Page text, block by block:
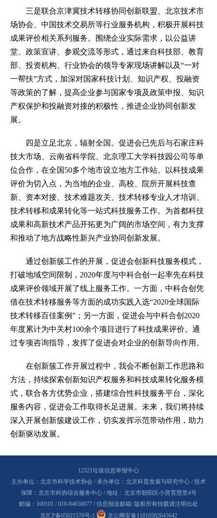
三是联合京津冀技术转移协同创新联盟、北京技术市
场协会、中国技术交易所等行业服务机构，积极开展科技
成果评价相关系列服务。围绕企业实际需求，以公益讲
堂、政策宣讲、参观交流等形式，通过来自科技部、教育
部、投资机构、行业协会的领导专家现场讲解以及“一对
一帮扶”方式，加深对国家科技计划、知识产权、投融资
等政策的了解，提高企业参与国家专项及政策申报、知识
产权保护和投融资对接的积极性，推进企业协同创新发
展。
四是立足北京，辐射全国。促进会已先后与石家庄科
技大市场、云南省科学院、北京理工大学科技园公司等单
位合作，在全国50多个地市设立地方工作站。以科技成果
评价为切入点，为当地的企业、高校、院所开展科技查
新、资本对接、技术难题攻关、技术转移专业人才培训、
技术转移和成果转化等一站式科技服务工作。为首都科技
成果和高新技术产品开拓更为广阔的市场空间，有力支撑
和推动了地方战略性新兴产业协同创新发展。
通过创新簇工作的开展，促进会创新科技服务模式，
打破地域空间限制，2020年度与中科合创一起率先在科技
成果评价领域开展了线上服务工作。一方面，中科合创凭
借在技术转移服务等方面的成功实践入选“2020全球国际
技术转移百佳案例”；另一方面，促进会与中科合创2020
年度累计为中关村100余个项目进行了科技成果评价。通
过专项咨询指导，发挥了促进会对企业的创新导向作用。
在创新簇工作开展过程中，我会不断创新工作思路和
方法，持续探索创新知识产权服务和科技成果转化服务模
式，联合各方优势企业，搭建综合性科技服务平台，深化
服务内容，促进会工作取得长足进展。未来，我们将持续
深入开展创新簇建设工作，切实发挥示范带动作用，助力
创新驱动发展。
12321垃圾信息举报中心
主办单位：北京市科学技术协会 / 承办单位：北京科普发展与研究中心 / 技术
保障：北京市科协综合服务中心 / 地址：北京市朝阳区小营育慧里4号
邮编：100101 / 010-84650077 /信息报送邮箱/ 版权所有转载请注明出处
京ICP备05021570号-1
京公网安备11010502043642